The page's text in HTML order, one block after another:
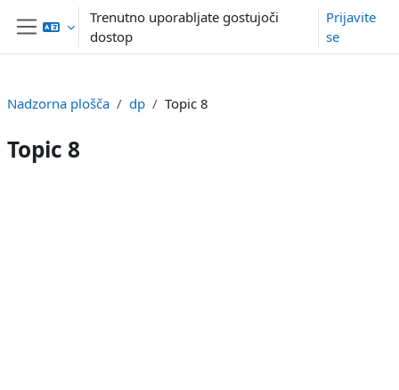
Preskoči na glavno vsebino
Stransko polje
Trenutno uporabljate gostujoči
dostop
Prijavite
se
Nadzorna plošča dp Topic 8
Topic 8